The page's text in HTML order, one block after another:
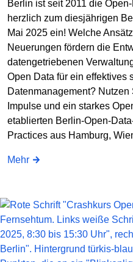
Berlin ist seit 2011 die
herzlich zum diesjährigen
Mai 2025 ein! Welche
Neuerungen fördern die
datengetriebenen
Open Data für ein effektives
Datenmanagement?
Impulse und ein starkes
etablierten Berlin-Open-
Practices aus Hamburg,
Mehr